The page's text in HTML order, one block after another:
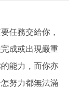
任務交給你，
成或出現嚴重
能力，而你亦
努力都無法滿